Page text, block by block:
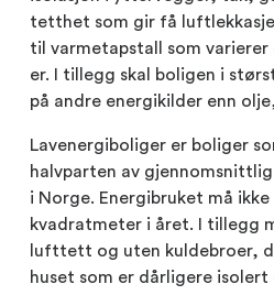
tetthet som gir få
til varmetapstall som
er. I tillegg skal boligen i
på andre energikilder enn
Lavenergiboliger er boliger
halvparten av
i Norge. Energibruket må
kvadratmeter i året. I tillegg
lufttett og uten kuldebroer,
huset som er dårligere isolert